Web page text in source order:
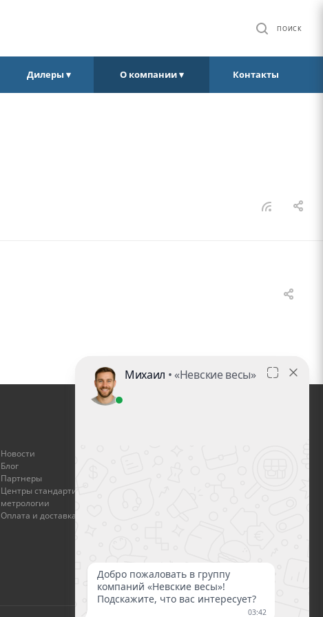
ПОИСК
Дилеры ▾ О компании ▾ Контакты
Новости
Блог
Партнеры
Центры стандартизации и
метрологии
Оплата и доставка